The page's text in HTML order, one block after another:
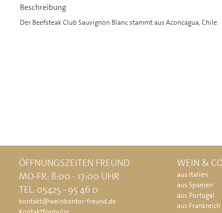
Beschreibung
Der Beefsteak Club Sauvignon Blanc stammt aus Aconcagua, Chile.
ÖFFNUNGSZEITEN FREUND
MO-FR: 8:00 - 17:00 UHR
TEL. 05425 - 95 46 0
kontakt@weinkontor-freund.de
WEIN &
aus Italien
aus Spanien
aus Portugal
aus Frankreich